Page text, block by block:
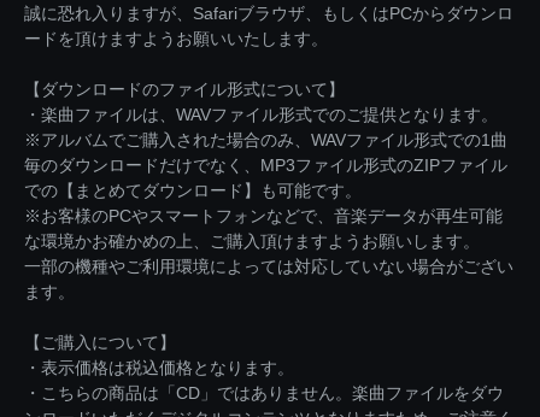
誠に恐れ入りますが、Safariブラウザ、もしくはPCからダウンロ
ードを頂けますようお願いいたします。
【ダウンロードのファイル形式について】
・楽曲ファイルは、WAVファイル形式でのご提供となります。
※アルバムでご購入された場合のみ、WAVファイル形式での1曲
毎のダウンロードだけでなく、MP3ファイル形式のZIPファイル
での【まとめてダウンロード】も可能です。
※お客様のPCやスマートフォンなどで、音楽データが再生可能
な環境かお確かめの上、ご購入頂けますようお願いします。
一部の機種やご利用環境によっては対応していない場合がござい
ます。
【ご購入について】
・表示価格は税込価格となります。
・こちらの商品は「CD」ではありません。楽曲ファイルをダウ